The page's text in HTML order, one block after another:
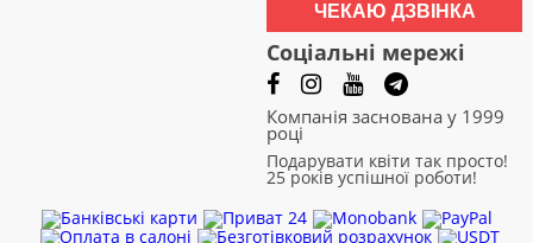
ЧЕКАЮ ДЗВІНКА
Соціальні мережі
Компанія заснована у 1999
році
Подарувати квіти так просто!
25 років успішної роботи!